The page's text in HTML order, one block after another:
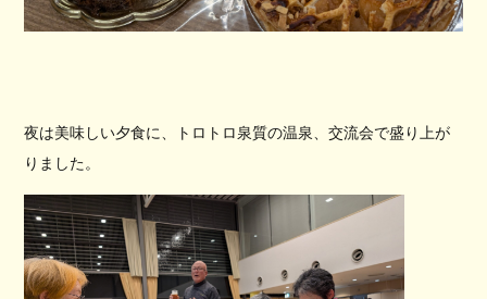
夜は美味しい夕食に、トロトロ泉質の温泉、交流会で盛り上が
りました。